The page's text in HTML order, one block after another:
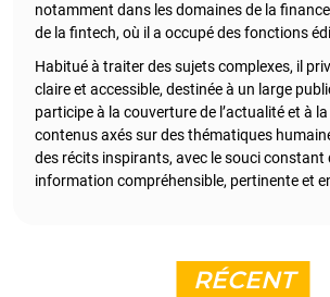
notamment dans les domaines de la
de la fintech, où il a occupé des fonctions
Habitué à traiter des sujets complexes, il
claire et accessible, destinée à un large
participe à la couverture de l’actualité et à
contenus axés sur des thématiques
des récits inspirants, avec le souci constant
information compréhensible, pertinente et
RÉCENT